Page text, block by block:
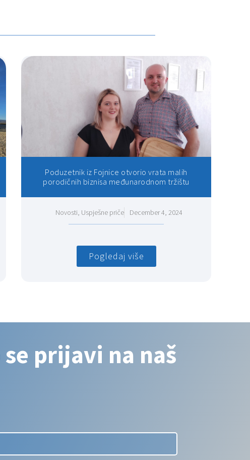
Poduzetnik iz Fojnice otvorio vrata malih
porodičnih biznisa međunarodnom tržištu
Novosti Uspješne priče December 4, 2024
Pogledaj više
prijavi na naš